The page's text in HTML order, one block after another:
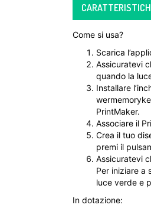
Come si usa?
Scarica
Assicuratevi
quando la
Installare
PrintMaker.
Associare il
Crea il tuo
premi il
Assicuratevi
Per iniziare a
luce verde e
In dotazione: